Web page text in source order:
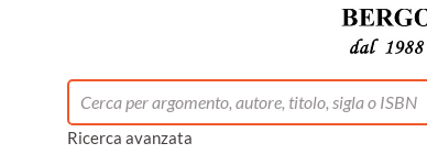
Ricerca avanzata